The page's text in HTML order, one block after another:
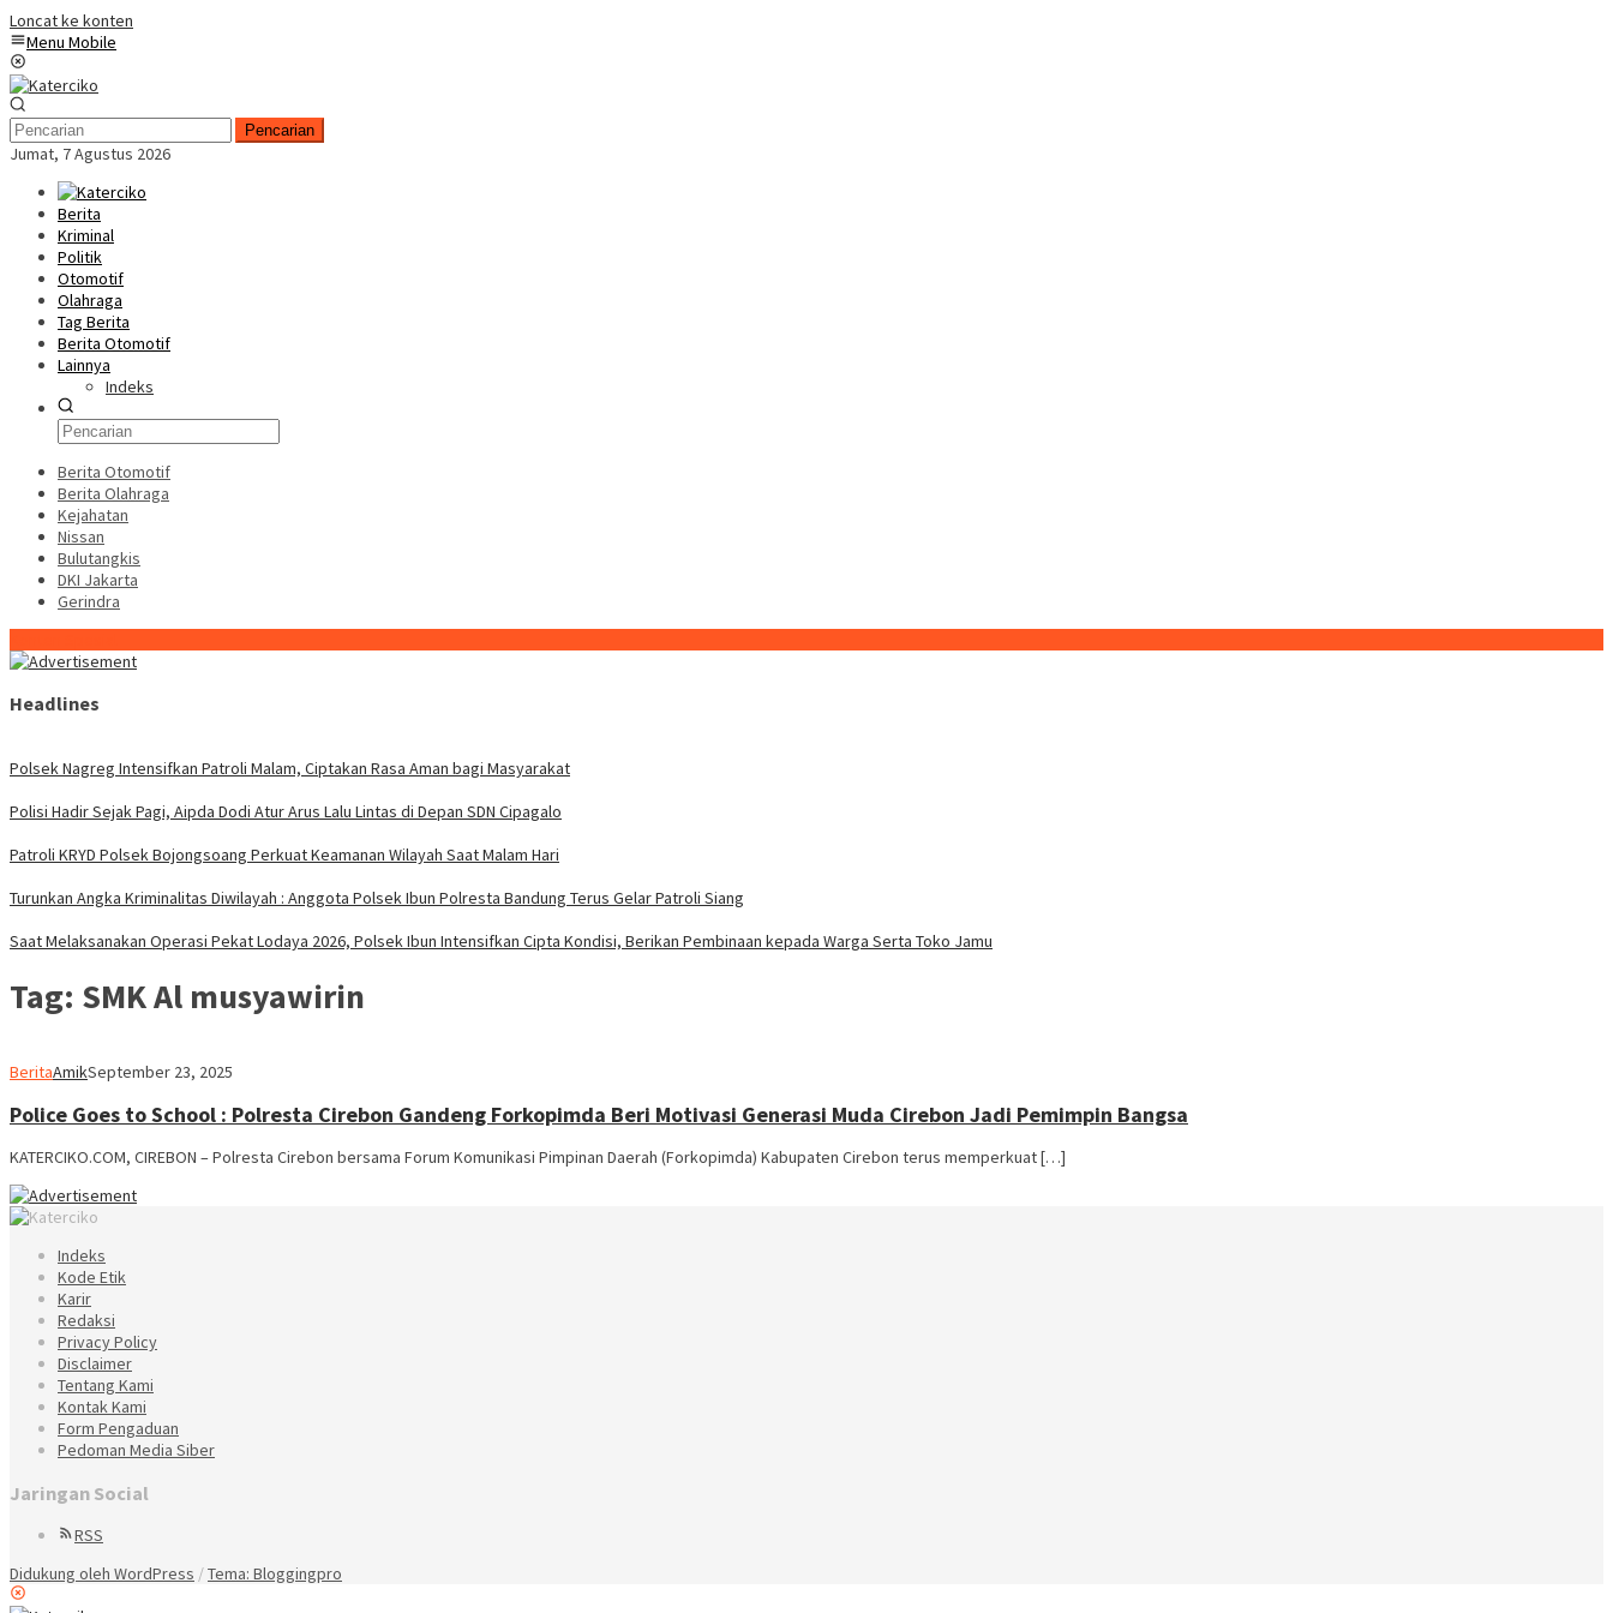
Loncat ke konten
Menu Mobile
Pencarian
Jumat, 7 Agustus 2026
Berita
Kriminal
Politik
Otomotif
Olahraga
Tag Berita
Berita Otomotif
Lainnya
Indeks
Berita Otomotif
Berita Olahraga
Kejahatan
Nissan
Bulutangkis
DKI Jakarta
Gerindra
Headlines
Polsek Nagreg Intensifkan Patroli Malam, Ciptakan Rasa Aman bagi Masyarakat
Polisi Hadir Sejak Pagi, Aipda Dodi Atur Arus Lalu Lintas di Depan SDN Cipagalo
Patroli KRYD Polsek Bojongsoang Perkuat Keamanan Wilayah Saat Malam Hari
Turunkan Angka Kriminalitas Diwilayah : Anggota Polsek Ibun Polresta Bandung Terus Gelar Patroli Siang
Saat Melaksanakan Operasi Pekat Lodaya 2026, Polsek Ibun Intensifkan Cipta Kondisi, Berikan Pembinaan kepada Warga Serta Toko Jamu
Tag: SMK Al musyawirin
BeritaAmikSeptember 23, 2025
Police Goes to School : Polresta Cirebon Gandeng Forkopimda Beri Motivasi Generasi Muda Cirebon Jadi Pemimpin Bangsa
KATERCIKO.COM, CIREBON – Polresta Cirebon bersama Forum Komunikasi Pimpinan Daerah (Forkopimda) Kabupaten Cirebon terus memperkuat […]
Indeks
Kode Etik
Karir
Redaksi
Privacy Policy
Disclaimer
Tentang Kami
Kontak Kami
Form Pengaduan
Pedoman Media Siber
Jaringan Social
RSS
Didukung oleh WordPress /Tema: Bloggingpro